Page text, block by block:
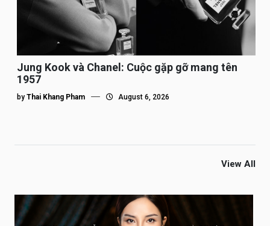
Jung Kook và Chanel: Cuộc gặp gỡ mang tên
1957
by Thai Khang Pham August 6, 2026
View All